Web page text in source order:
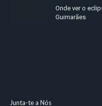
Onde ver o
Guimarães
Junta-te a Nós